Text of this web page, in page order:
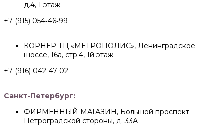
д.4, 1 этаж
+7 (915) 054‑46‑99
КОРНЕР ТЦ «МЕТРОПОЛИС», Ленинградское
шоссе, 16а, стр.4, 1й этаж
+7 (916) 042-47-02
Санкт-Петербург:
ФИРМЕННЫЙ МАГАЗИН, Большой проспект
Петроградской стороны, д. 33А